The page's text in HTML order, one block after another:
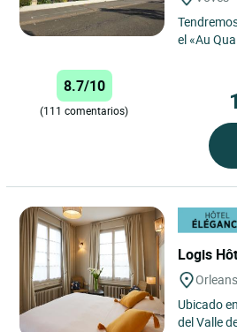
el «Au
8.7/10
(111 comentarios)
Logis
Orleans
Ubicado
del Valle